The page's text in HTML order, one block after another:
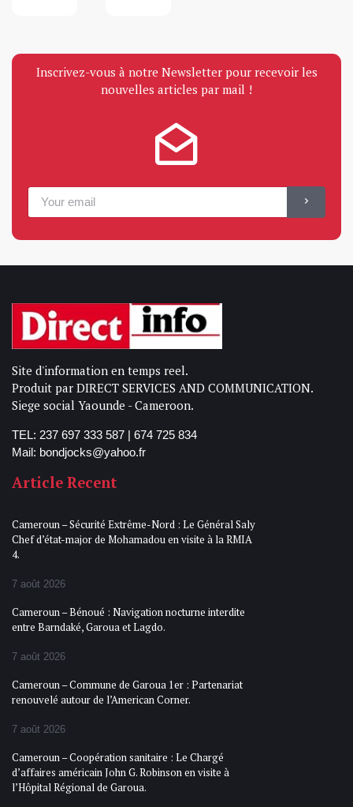
Inscrivez-vous à notre Newsletter pour recevoir les
nouvelles articles par mail !
Site d'information en temps reel.
Produit par DIRECT SERVICES AND COMMUNICATION.
Siege social Yaounde - Cameroon.
TEL: 237 697 333 587 | 674 725 834
Mail: bondjocks@yahoo.fr
Article Recent
Cameroun – Sécurité Extrême-Nord : Le Général Saly
Chef d’état-major de Mohamadou en visite à la RMIA
4.
7 août 2026
Cameroun – Bénoué : Navigation nocturne interdite
entre Barndaké, Garoua et Lagdo.
7 août 2026
Cameroun – Commune de Garoua 1er : Partenariat
renouvelé autour de l’American Corner.
7 août 2026
Cameroun – Coopération sanitaire : Le Chargé
d’affaires américain John G. Robinson en visite à
l’Hôpital Régional de Garoua.